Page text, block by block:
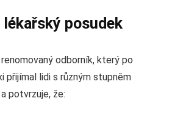
lékařský posudek
odborník, který po
přijímal lidi s různým stupněm
potvrzuje, že: